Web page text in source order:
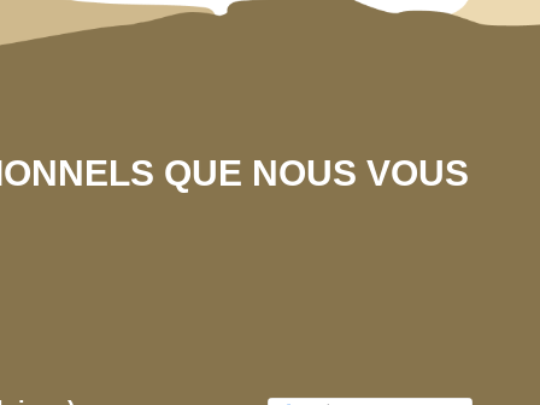
QUE NOUS VOUS